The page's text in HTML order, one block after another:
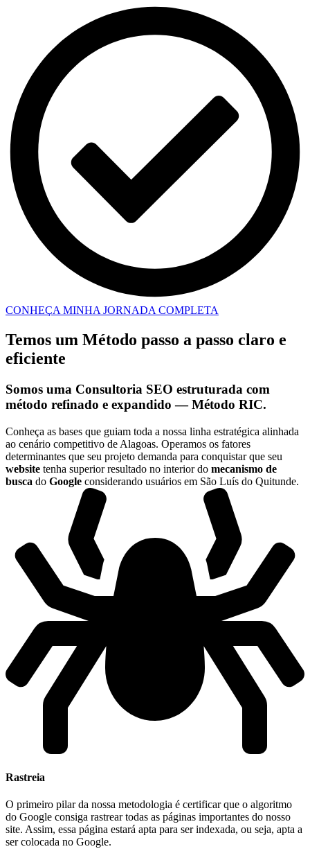
CONHEÇA MINHA JORNADA COMPLETA
Temos um Método passo a passo claro e
eficiente
Somos uma Consultoria SEO estruturada com
método refinado e expandido —Método RIC.
Conheça as bases que guiam toda a nossa linha estratégica alinhada
ao cenário competitivo de Alagoas. Operamos os fatores
determinantes que seu projeto demanda para conquistar que seu
website tenha superior resultado no interior do mecanismo de
busca do Google considerando usuários em São Luís do Quitunde.
Rastreia
O primeiro pilar da nossa metodologia é certificar que o algoritmo
do Google consiga rastrear todas as páginas importantes do nosso
site. Assim, essa página estará apta para ser indexada, ou seja, apta a
ser colocada no Google.